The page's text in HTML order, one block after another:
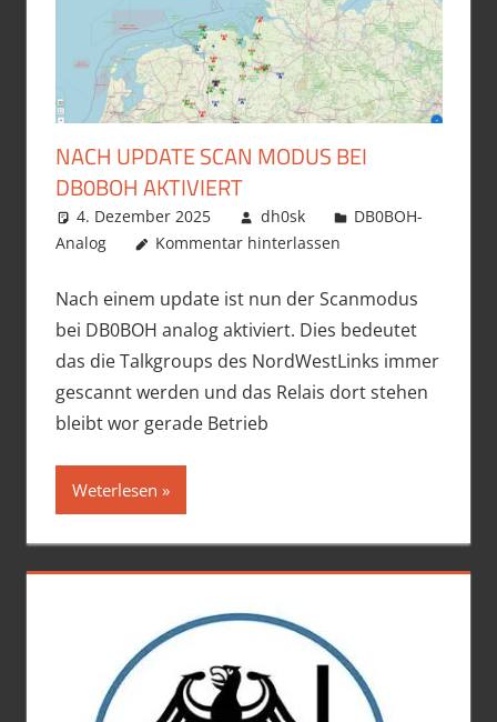
NACH UPDATE SCAN MODUS BEI
DB0BOH AKTIVIERT
4. Dezember 2025 dh0sk
DB0BOH-
Analog
Kommentar hinterlassen
Nach einem update ist nun der Scanmodus
bei DB0BOH analog aktiviert. Dies bedeutet
das die Talkgroups des NordWestLinks immer
gescannt werden und das Relais dort stehen
bleibt wor gerade Betrieb
Weterlesen